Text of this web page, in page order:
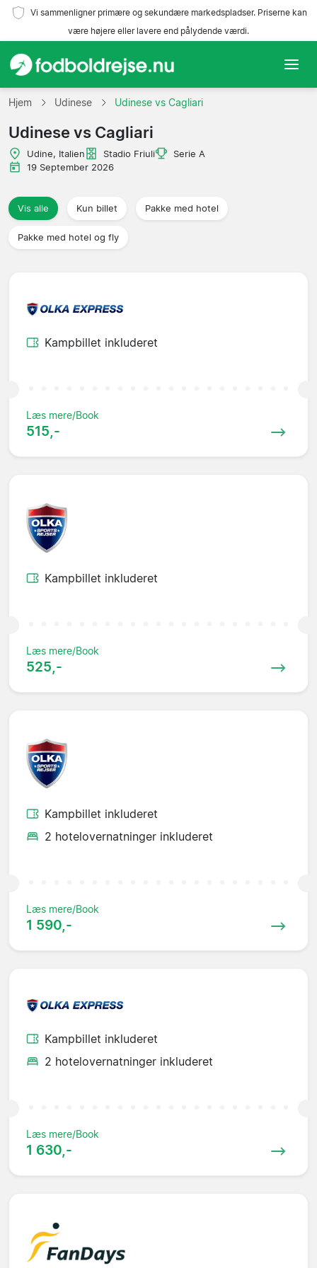
Vi sammenligner primære og sekundære markedspladser. Priserne kan
være højere eller lavere end pålydende værdi.
Hjem
Hold
Ligaer
Rejsebureauer
Hjem Udinese Udinese vs Cagliari
Udinese vs Cagliari
Udine, Italien Stadio Friuli
Serie A
19 September 2026
Vis alle Kun billet Pakke med hotel
Pakke med hotel og fly
Kampbillet inkluderet
Læs mere/Book
515,-
Kampbillet inkluderet
Læs mere/Book
525,-
Kampbillet inkluderet
2 hotelovernatninger inkluderet
Læs mere/Book
1 590,-
Kampbillet inkluderet
2 hotelovernatninger inkluderet
Læs mere/Book
1 630,-